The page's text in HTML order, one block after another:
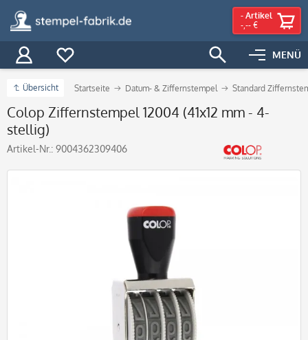
MENÜ
- Artikel
-,-- €
Übersicht Startseite Datum- & Ziffernstempel Standard
Colop Ziffernstempel 12004 (41x12 mm - 4-
stellig)
Artikel-Nr.: 9004362309406